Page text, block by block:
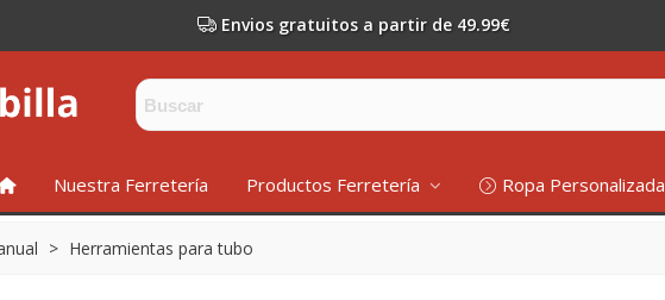
Envios gratuitos a partir de 49.99€
INICIONuestra Ferretería Productos Ferretería Ropa Personalizada
> Herramientas para tubo